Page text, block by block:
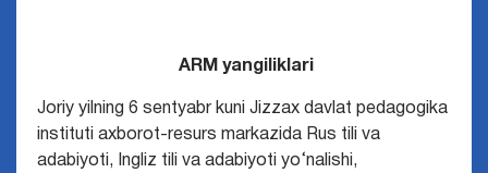
ARM yangiliklari
Joriy yilning 6 sentyabr kuni Jizzax davlat pedagogika
instituti axborot-resurs markazida Rus tili va
adabiyoti, Ingliz tili va adabiyoti yo‘nalishi,